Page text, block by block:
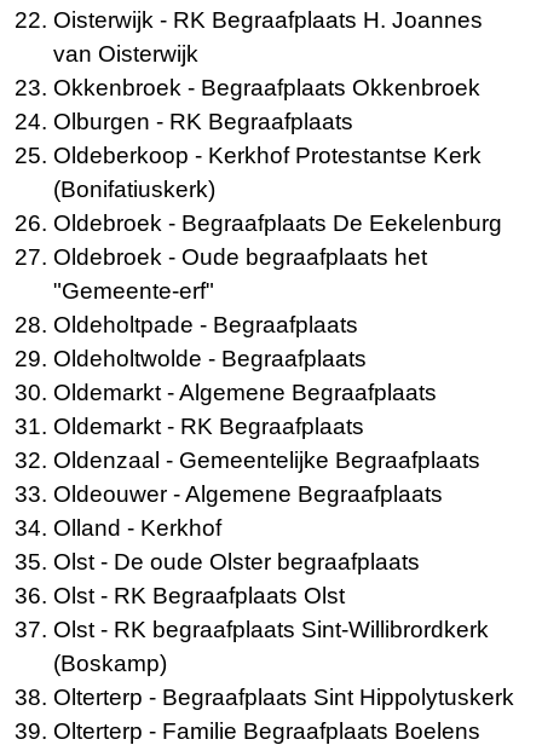
Oisterwijk - RK Begraafplaats H. Joannes
van Oisterwijk
Okkenbroek - Begraafplaats Okkenbroek
Olburgen - RK Begraafplaats
Oldeberkoop - Kerkhof Protestantse Kerk
(Bonifatiuskerk)
Oldebroek - Begraafplaats De Eekelenburg
Oldebroek - Oude begraafplaats het
"Gemeente-erf"
Oldeholtpade - Begraafplaats
Oldeholtwolde - Begraafplaats
Oldemarkt - Algemene Begraafplaats
Oldemarkt - RK Begraafplaats
Oldenzaal - Gemeentelijke Begraafplaats
Oldeouwer - Algemene Begraafplaats
Olland - Kerkhof
Olst - De oude Olster begraafplaats
Olst - RK Begraafplaats Olst
Olst - RK begraafplaats Sint-Willibrordkerk
(Boskamp)
Olterterp - Begraafplaats Sint Hippolytuskerk
Olterterp - Familie Begraafplaats Boelens